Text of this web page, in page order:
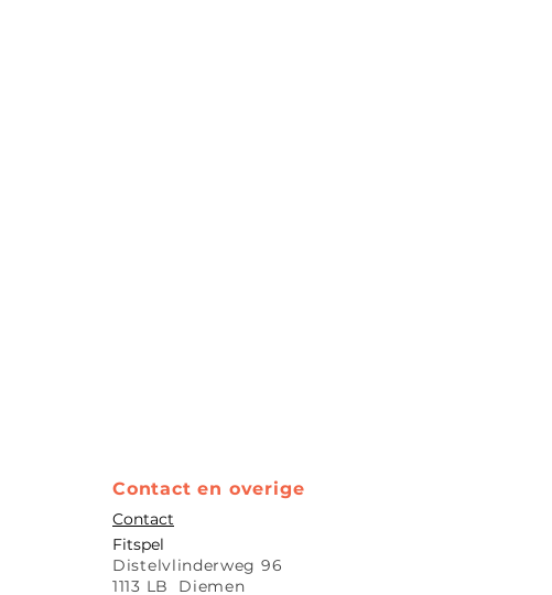
Contact en overige
Contact
Fitspel
Distelvlinderweg 96
1113 LB Diemen